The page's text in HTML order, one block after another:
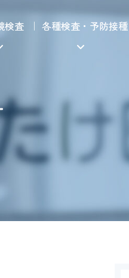
検査 各種検査・予防接種